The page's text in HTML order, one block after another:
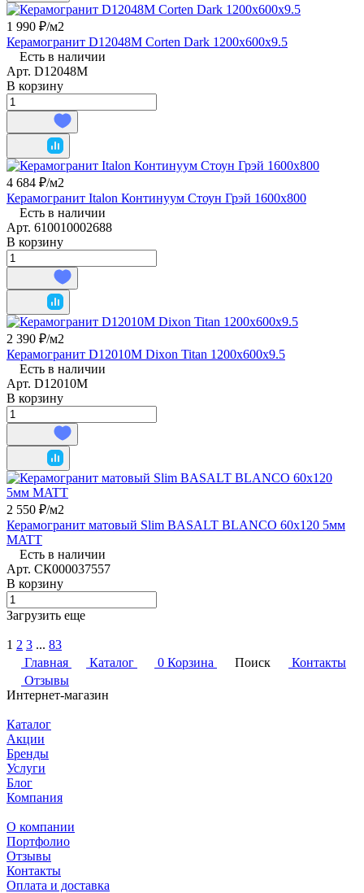
1 990 ₽/м2
Керамогранит D12048M Corten Dark 1200x600x9.5
Есть в наличии
Арт. D12048M
В корзину
4 684 ₽/м2
Керамогранит Italon Континуум Стоун Грэй 1600x800
Есть в наличии
Арт. 610010002688
В корзину
2 390 ₽/м2
Керамогранит D12010M Dixon Titan 1200x600x9.5
Есть в наличии
Арт. D12010M
В корзину
2 550 ₽/м2
Керамогранит матовый Slim BASALT BLANCO 60x120 5мм
MATT
Есть в наличии
Арт. СК000037557
В корзину
Загрузить еще
1 2 3 ... 83
Главная
Каталог 0 Корзина Поиск
Контакты
Отзывы
Интернет-магазин
Каталог
Акции
Бренды
Услуги
Блог
Компания
О компании
Портфолио
Отзывы
Контакты
Оплата и доставка